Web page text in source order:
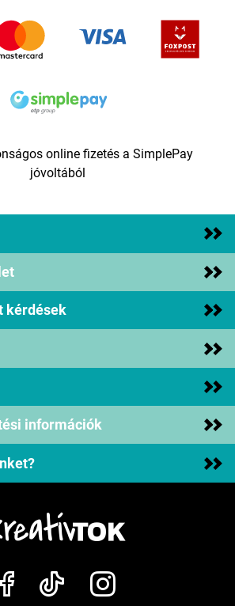
online fizetés a SimplePay
jóvoltából
kérdések
információk